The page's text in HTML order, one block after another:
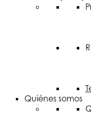
Quiénes somos